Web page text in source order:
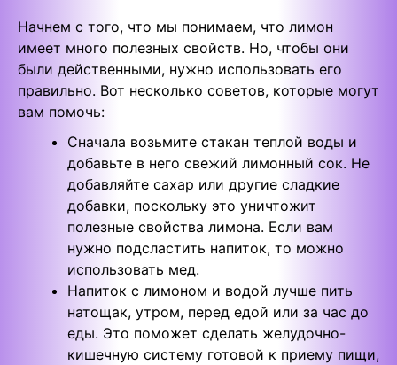
Начнем с того, что мы понимаем, что лимон
имеет много полезных свойств. Но, чтобы они
были действенными, нужно использовать его
правильно. Вот несколько советов, которые могут
вам помочь:
Сначала возьмите стакан теплой воды и
добавьте в него свежий лимонный сок. Не
добавляйте сахар или другие сладкие
добавки, поскольку это уничтожит
полезные свойства лимона. Если вам
нужно подсластить напиток, то можно
использовать мед.
Напиток с лимоном и водой лучше пить
натощак, утром, перед едой или за час до
еды. Это поможет сделать желудочно-
кишечную систему готовой к приему пищи,